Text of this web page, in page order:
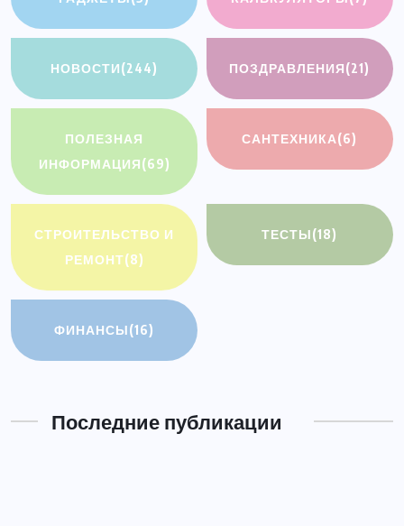
НОВОСТИ(244) ПОЗДРАВЛЕНИЯ(21)
ПОЛЕЗНАЯ
ИНФОРМАЦИЯ(69)
САНТЕХНИКА(6)
СТРОИТЕЛЬСТВО И
РЕМОНТ(8)
ТЕСТЫ(18)
ФИНАНСЫ(16)
Последние публикации
АВТО И МОТО
Масла, покрышки и расходники в
09.07.2026